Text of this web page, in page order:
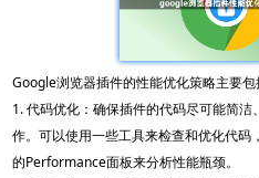
Google浏览器插件的性能优化策略主要包
1. 代码优化：确保插件的代码尽可能简
作。可以使用一些工具来检查和优化代
的Performance面板来分析性能瓶颈。